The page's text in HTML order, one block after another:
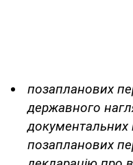
позапланових
державного
документальних
позапланових